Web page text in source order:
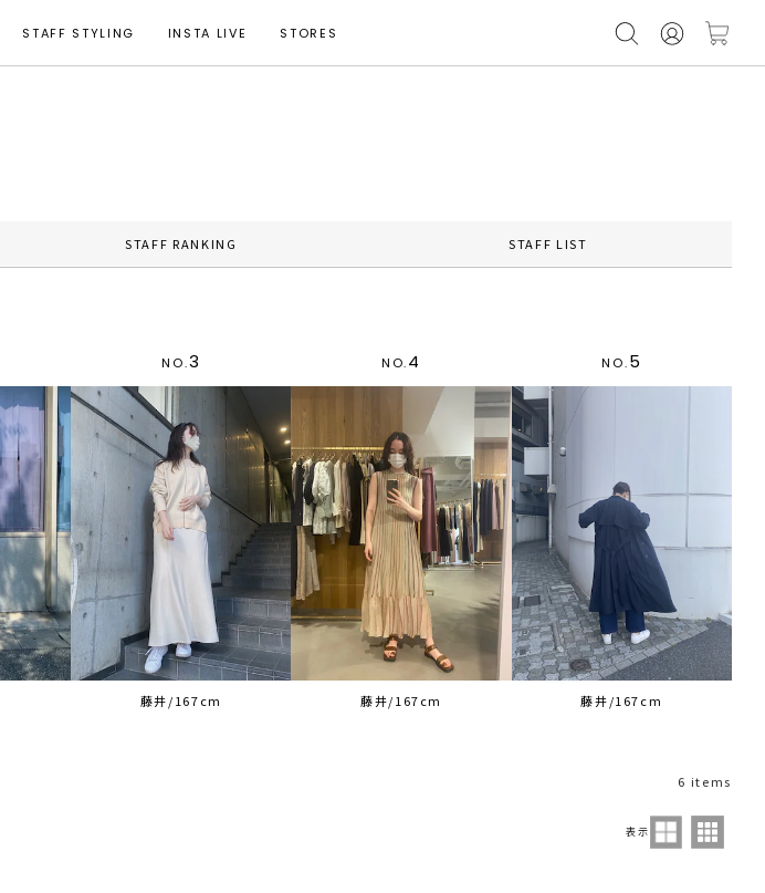
STAFF STYLING INSTA LIVE STORES
STAFF RANKING STAFF LIST
NO.3
藤井/167cm
NO.4
藤井/167cm
NO.5
藤井/167cm
6 items
表示